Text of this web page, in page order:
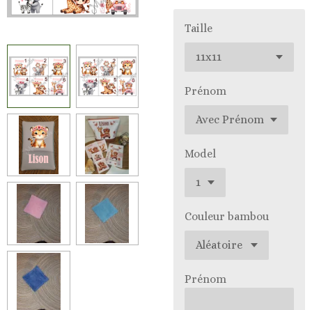
Taille
Prénom
Model
Couleur bambou
Prénom